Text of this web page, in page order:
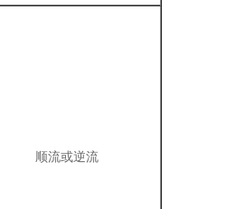
顺流或逆流